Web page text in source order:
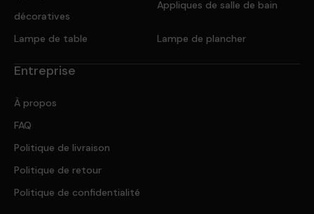
décoratives
Appliques de salle de bain
Lampe de table Lampe de plancher
Entreprise
À propos
FAQ
Politique de livraison
Politique de retour
Politique de confidentialité